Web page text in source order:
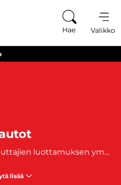
Hae Valikko
Kia Rio on voittanut kuluttajien luottamuksen ympäri maailmaa. Sen luotettavuus ja tyylikäs muotoilu ovat tehneet siitä suositun vaihtoauton sekä uusien autojen ostajien keskuudessa. Kia Rio vaihtoautoilla on paljon tarjottavaa niille, jotka arvostavat kompaktin auton etuja ilman suurta kompromissia laadusta.Kia Rio vaihtoautot ovat täydellisiä valintoja niille, jotka etsivät kompaktia kaupunkiautoa, joka on helppo pysäköidä ja ketterä liikenteessä. Kia Rio on myös mainio valinta nuorille kuljettajille ja ensimmäistä autoaan etsiville, sillä sen helppo käsiteltävyys tekee siitä turvallisen vaihtoehdon.
lisää